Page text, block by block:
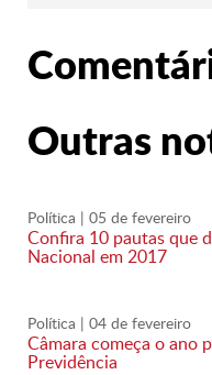
Outras
Política | 05 de fevereiro
Confira 10 pautas que
Nacional em 2017
Política | 04 de fevereiro
Câmara começa o ano
Previdência